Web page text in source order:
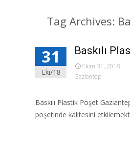
Tag Archives:
31
Eki/18
Baskılı
Ekim 31, 2018
Gaziantep
Baskılı Plastik Poşet
poşetinde kalitesini